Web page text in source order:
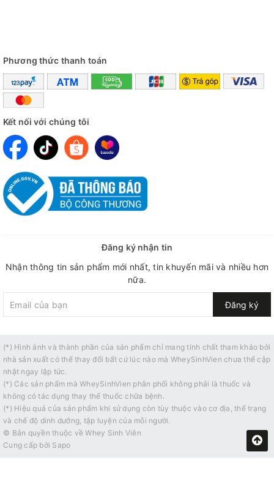
Phương thức thanh toán
Kết nối với chúng tôi
Đăng ký nhận tin
Nhận thông tin sản phẩm mới nhất, tin khuyến mãi và nhiều hơn
nữa.
Đăng ký
(*) Hình ảnh và thành phần của sản phẩm chỉ mang tính chất tham khảo bởi
nhà sản xuất có thể thay đổi bất cứ lúc nào mà WheySinhVien chưa thể cập
nhật ngay lập tức.
(*) Các sản phẩm mà WheySinhVien phân phối không phải là thuốc và
không có tác dụng thay thế thuốc chữa bệnh.
(*) Hiệu quả của sản phẩm khi sử dụng còn tùy thuộc vào cơ địa, thể trạng
và chế độ dinh dưỡng, tập luyện của mỗi người.
© Bản quyền thuộc vềWhey Sinh Viên
Cung cấp bởi Sapo